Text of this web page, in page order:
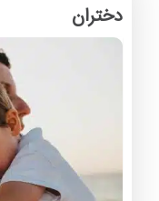
دختران